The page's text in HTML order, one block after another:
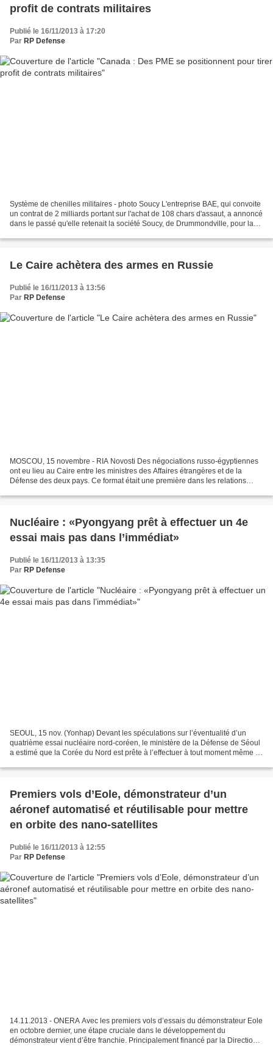
profit de contrats militaires
Publié le 16/11/2013 à 17:20
Par RP Defense
Système de chenilles militaires - photo Soucy L'entreprise BAE, qui convoite
un contrat de 2 milliards portant sur l'achat de 108 chars d'assaut, a annoncé
dans le passé qu'elle retenait la société Soucy, de Drummondville, pour la
Le Caire achètera des armes en Russie
Publié le 16/11/2013 à 13:56
Par RP Defense
MOSCOU, 15 novembre - RIA Novosti Des négociations russo-égyptiennes
ont eu lieu au Caire entre les ministres des Affaires étrangères et de la
Défense des deux pays. Ce format était une première dans les relations
Nucléaire : «Pyongyang prêt à effectuer un 4e
essai mais pas dans l’immédiat»
Publié le 16/11/2013 à 13:35
Par RP Defense
SEOUL, 15 nov. (Yonhap) Devant les spéculations sur l’éventualité d’un
quatrième essai nucléaire nord-coréen, le ministère de la Défense de Séoul
a estimé que la Corée du Nord est prête à l’effectuer à tout moment même si
Premiers vols d’Eole, démonstrateur d’un
aéronef automatisé et réutilisable pour mettre
en orbite des nano-satellites
Publié le 16/11/2013 à 12:55
Par RP Defense
14.11.2013 - ONERA Avec les premiers vols d’essais du démonstrateur Eole
en octobre dernier, une étape cruciale dans le développement du
démonstrateur vient d’être franchie. Principalement financé par la Direction